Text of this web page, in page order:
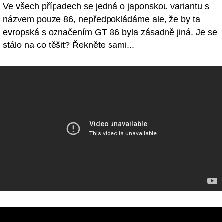
Ve všech případech se jedná o japonskou variantu s
názvem pouze 86, nepředpokládáme ale, že by ta
evropská s označením GT 86 byla zásadně jiná. Je se
stálo na co těšit? Řekněte sami...